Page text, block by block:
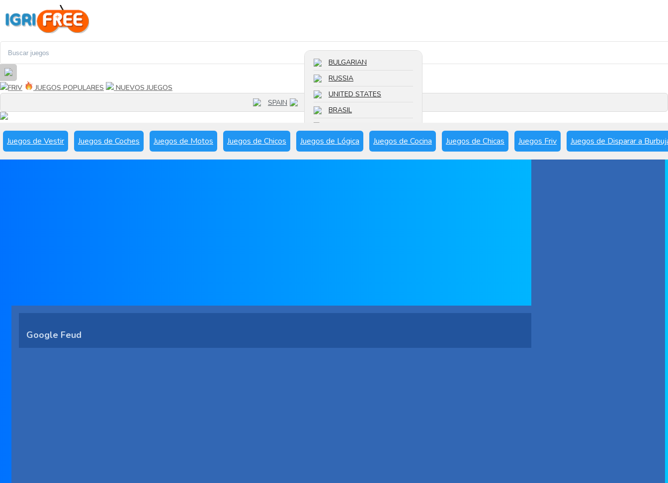
FRIV JUEGOS POPULARES
NUEVOS JUEGOS
SPAIN
BULGARIAN
RUSSIA
UNITED STATES
BRASIL
SPAIN
Juegos de Vestir Juegos de Coches Juegos de Motos Juegos de Chicos Juegos de Lógica Juegos de Cocina Juegos de Chicas Juegos Friv Juegos de Disparar a
Google Feud
Reproducir ahora